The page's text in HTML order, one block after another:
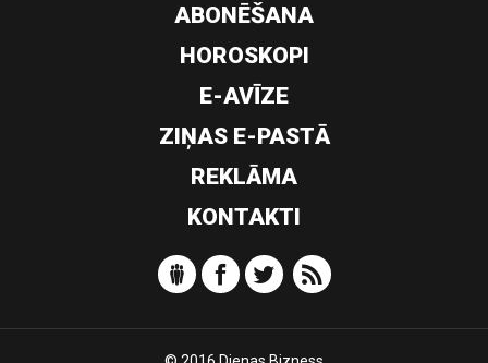
ABONĒŠANA
HOROSKOPI
E-AVĪZE
ZIŅAS E-PASTĀ
REKLĀMA
KONTAKTI